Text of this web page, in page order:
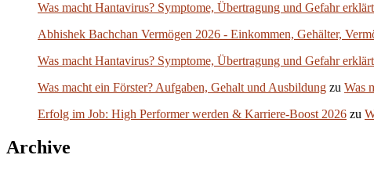
Was macht Hantavirus? Symptome, Übertragung und Gefahr erklärt
Abhishek Bachchan Vermögen 2026 - Einkommen, Gehälter,
Was macht Hantavirus? Symptome, Übertragung und Gefahr erklärt
Was macht ein Förster? Aufgaben, Gehalt und Ausbildung zu Was
Erfolg im Job: High Performer werden & Karriere-Boost 2026 zu
Archive